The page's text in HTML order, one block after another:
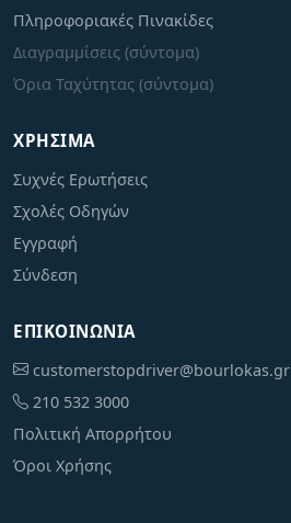
Πληροφοριακές Πινακίδες
Διαγραμμίσεις (σύντομα)
Όρια Ταχύτητας (σύντομα)
ΧΡΉΣΙΜΑ
Συχνές Ερωτήσεις
Σχολές Οδηγών
Εγγραφή
Σύνδεση
ΕΠΙΚΟΙΝΩΝΊΑ
customerstopdriver@bourlokas.gr
210 532 3000
Πολιτική Απορρήτου
Όροι Χρήσης